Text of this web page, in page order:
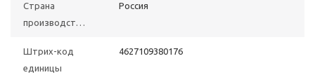
Страна
производства
Poccия
Штрих-код
единицы
4627109380176